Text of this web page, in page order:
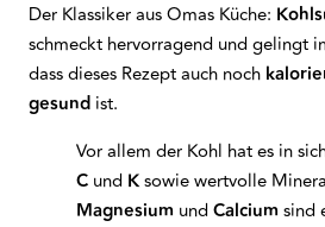
Der Klassiker aus Omas Küche:
schmeckt hervorragend und gelingt
dass dieses Rezept auch noch
gesund ist.
Vor allem der Kohl hat es in
C und Ksowie wertvolle
Magnesium undCalcium sind